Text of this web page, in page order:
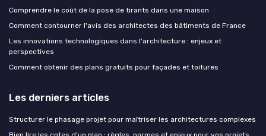
Comprendre le coût de la pose de tirants dans une maison
Comment contourner l'avis des architectes des bâtiments de France
Les innovations technologiques dans l'architecture : enjeux et
perspectives
Comment obtenir des plans gratuits pour façades et toitures
Les derniers articles
Structurer le phasage projet pour maîtriser les architectures complexes